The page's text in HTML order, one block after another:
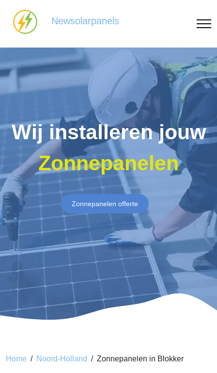
Newsolarpanels
Wij installeren jouw
Zonnepanelen
Zonnepanelen offerte
Home Noord-Holland Zonnepanelen in Blokker